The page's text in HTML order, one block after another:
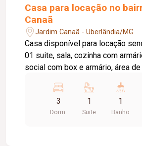
Casa para locação no
Canaã
Jardim Canaã - Uberlândia/MG
Casa disponível para locação
01 suite, sala, cozinha com
social com box e armário, área
3
Dorm.
1
Suite
1
Banho